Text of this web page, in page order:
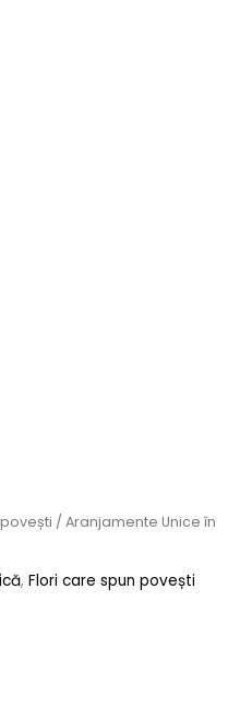
/ Aranjamente Unice în
, Flori care spun povești